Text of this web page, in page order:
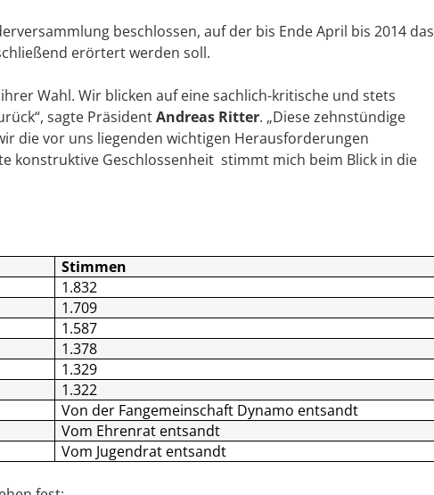
beschlossen, auf der bis Ende April bis 2014 das
erörtert werden soll.
Wahl. Wir blicken auf eine sachlich-kritische und stets
sagte PräsidentAndreas Ritter. „Diese zehnstündige
die vor uns liegenden wichtigen Herausforderungen
konstruktive Geschlossenheit stimmt mich beim Blick in die
Stimmen
1.832
1.709
1.587
1.378
1.329
1.322
Von der Fangemeinschaft Dynamo entsandt
Vom Ehrenrat entsandt
Vom Jugendrat entsandt